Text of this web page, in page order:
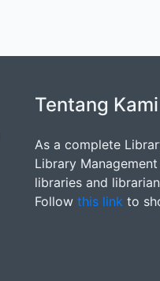
Tentang Kami
As a complete
Library
libraries and
Follow this link to